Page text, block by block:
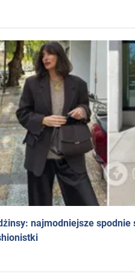
najmodniejsze spodnie